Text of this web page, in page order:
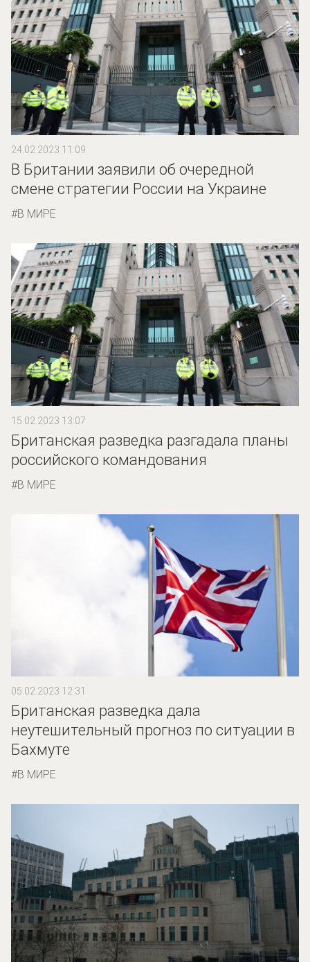
24.02.2023 11:09
В Британии заявили об очередной
смене стратегии России на Украине
В МИРЕ
15.02.2023 13:07
Британская разведка разгадала планы
российского командования
В МИРЕ
05.02.2023 12:31
Британская разведка дала
неутешительный прогноз по ситуации в
Бахмуте
В МИРЕ